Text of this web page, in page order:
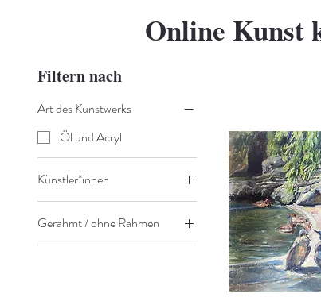
Online Kunst
Filtern nach
Art des Kunstwerks
Öl und Acryl
Künstler*innen
Zerritsch, Fritz
Gerahmt / ohne Rahmen
Ohne Rahmen